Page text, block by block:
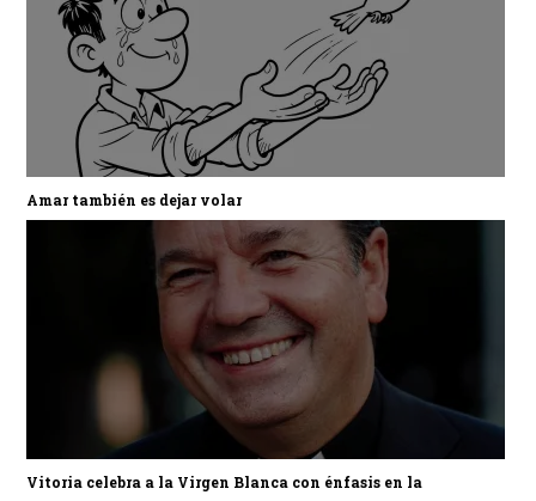
Amar también es dejar volar
Vitoria celebra a la Virgen Blanca con énfasis en la